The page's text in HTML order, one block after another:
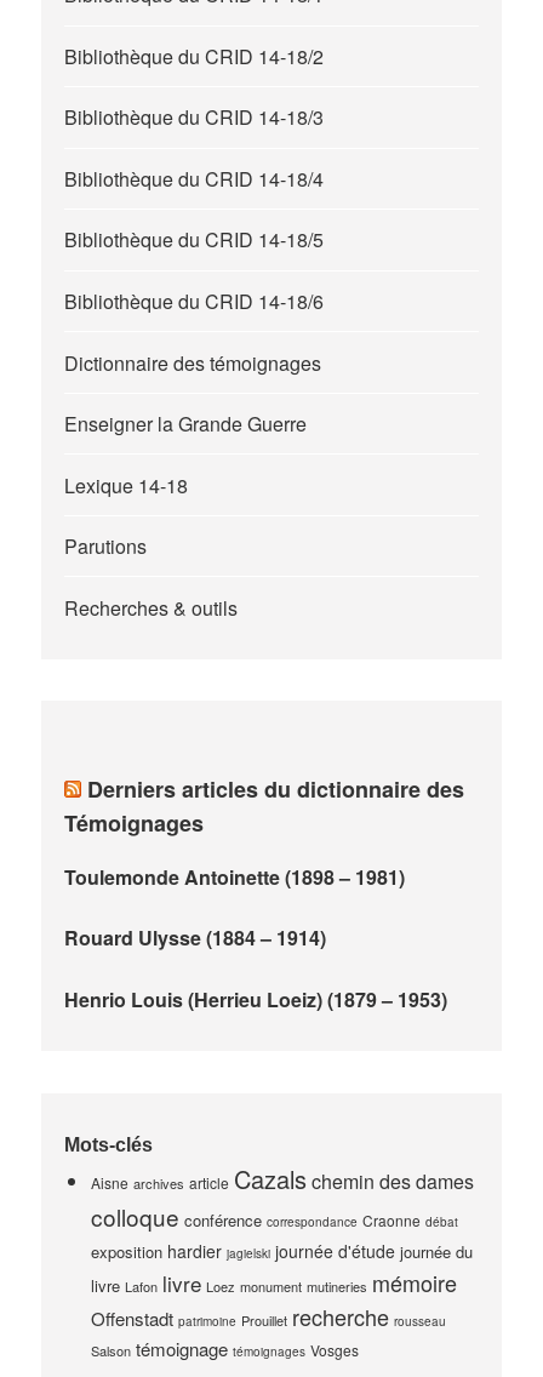
Bibliothèque du CRID 14-18/2
Bibliothèque du CRID 14-18/3
Bibliothèque du CRID 14-18/4
Bibliothèque du CRID 14-18/5
Bibliothèque du CRID 14-18/6
Dictionnaire des témoignages
Enseigner la Grande Guerre
Lexique 14-18
Parutions
Recherches & outils
Derniers articles du dictionnaire des
Témoignages
Toulemonde Antoinette (1898 – 1981)
Rouard Ulysse (1884 – 1914)
Henrio Louis (Herrieu Loeiz) (1879 – 1953)
Mots-clés
Aisne archives article Cazals chemin des dames
colloque conférence correspondance Craonne débat
exposition hardier jagielski journée d'étude journée du
livre Lafon livre Loez monument mutineries mémoire
Offenstadt patrimoine Prouillet recherche rousseau
Salson témoignage témoignages Vosges